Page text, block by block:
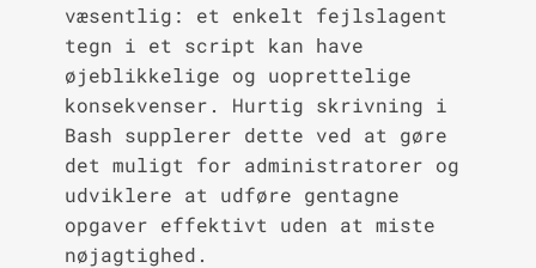
væsentlig: et enkelt fejlslagent
tegn i et script kan have
øjeblikkelige og uoprettelige
konsekvenser. Hurtig skrivning i
Bash supplerer dette ved at gøre
det muligt for administratorer og
udviklere at udføre gentagne
opgaver effektivt uden at miste
nøjagtighed.